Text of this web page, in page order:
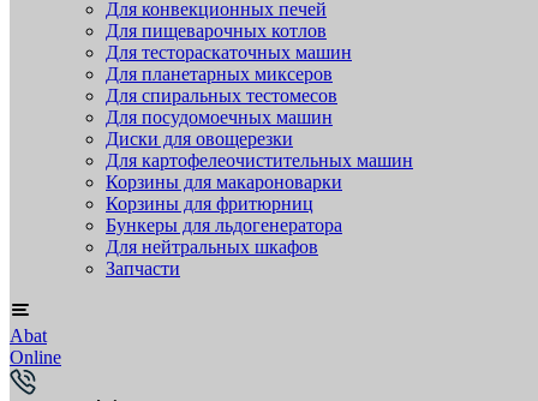
Для конвекционных печей
Для пищеварочных котлов
Для тестораскаточных машин
Для планетарных миксеров
Для спиральных тестомесов
Для посудомоечных машин
Диски для овощерезки
Для картофелеочистительных машин
Корзины для макароноварки
Корзины для фритюрниц
Бункеры для льдогенератора
Для нейтральных шкафов
Запчасти
Abat
Online